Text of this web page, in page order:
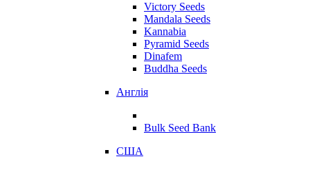
Victory Seeds
Mandala Seeds
Kannabia
Pyramid Seeds
Dinafem
Buddha Seeds
Англія
Bulk Seed Bank
США